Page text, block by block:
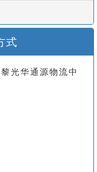
式
光华通源物流中